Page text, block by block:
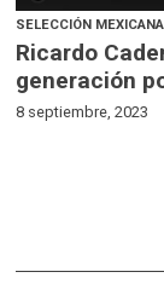
SELECCIÓN MEXICANA
Ricardo
generación
8 septiembre, 2023